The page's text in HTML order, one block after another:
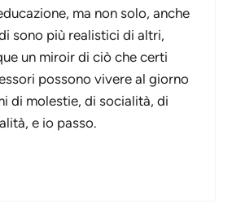
ma non solo, anche
sono più realistici di altri,
un miroir di ciò che certi
possono vivere al giorno
di molestie, di socialità, di
e io passo.